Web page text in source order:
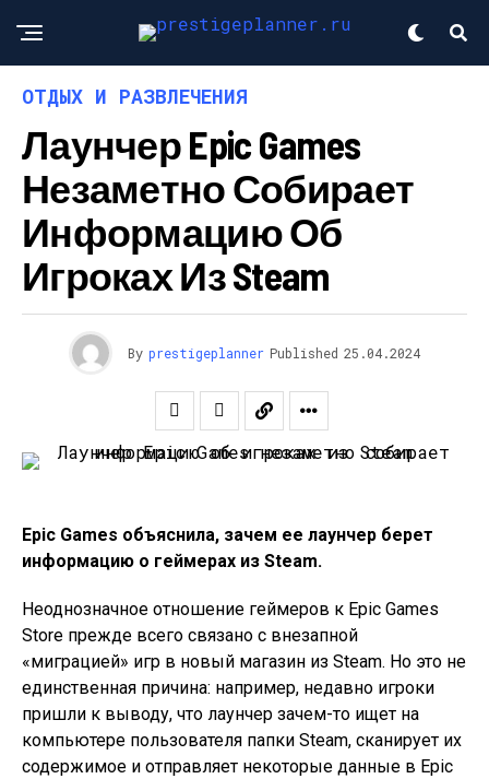
ОТДЫХ И РАЗВЛЕЧЕНИЯ
Лаунчер Epic Games
Незаметно Собирает
Информацию Об
Игроках Из Steam
By prestigeplanner Published 25.04.2024
Epic Games объяснила, зачем ее лаунчер берет
информацию о геймерах из Steam.
Неоднозначное отношение геймеров к Epic Games
Store прежде всего связано с внезапной
«миграцией» игр в новый магазин из Steam. Но это не
единственная причина: например, недавно игроки
пришли к выводу, что лаунчер зачем-то ищет на
компьютере пользователя папки Steam, сканирует их
содержимое и отправляет некоторые данные в Epic